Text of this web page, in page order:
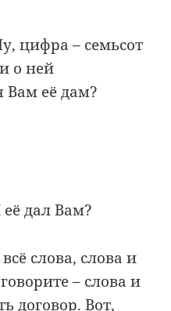
цифра – семьсот
о ней
Вам её дам?
дал Вам?
слова, слова и
– слова и
договор. Вот,